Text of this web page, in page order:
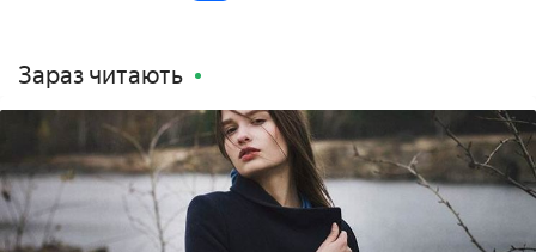
Зараз читають